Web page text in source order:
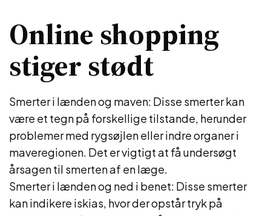
Online shopping
stiger stødt
Smerter i lænden og maven: Disse smerter kan
være et tegn på forskellige tilstande, herunder
problemer med rygsøjlen eller indre organer i
maveregionen. Det er vigtigt at få undersøgt
årsagen til smerten af en læge.
Smerter i lænden og ned i benet: Disse smerter
kan indikere iskias, hvor der opstår tryk på